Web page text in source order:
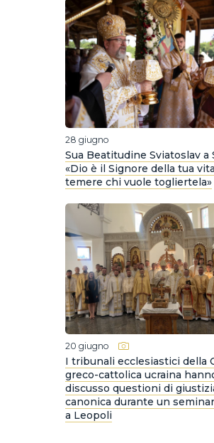
28 giugno
Sua Beatitudine Sviatoslav a
«Dio è il Signore della tua
temere chi vuole togliertela»
20 giugno
I tribunali ecclesiastici della
greco-cattolica ucraina
discusso questioni di
canonica durante un
a Leopoli